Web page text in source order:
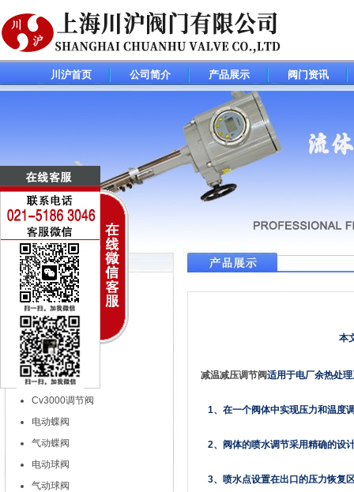
川沪首页 公司简介 产品展示 阀门资讯
调节阀(控制阀)系列
电动调节阀
气动调节阀
特殊调节阀
自力式调节阀
Cv3000调节阀
电动蝶阀
气动蝶阀
电动球阀
气动球阀
本
减温减压调节阀适用于电厂余热处
1、在一个阀体中实现压力和温度
2、阀体的喷水调节采用精确的设
3、喷水点设置在出口的压力恢复